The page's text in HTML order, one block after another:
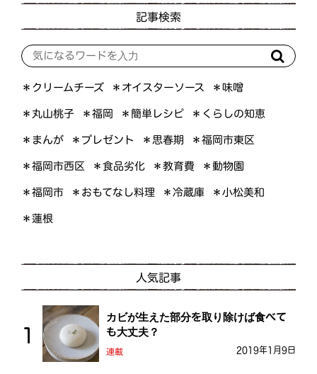
記事検索
＊クリームチーズ ＊オイスターソース ＊味噌
＊丸山桃子 ＊福岡 ＊簡単レシピ ＊くらしの知恵
＊まんが ＊プレゼント ＊思春期 ＊福岡市東区
＊福岡市西区 ＊食品劣化 ＊教育費 ＊動物園
＊福岡市 ＊おもてなし料理 ＊冷蔵庫 ＊小松美和
＊蓮根
人気記事
カビが生えた部分を取り除けば食べて
も大丈夫？
連載 2019年1月9日